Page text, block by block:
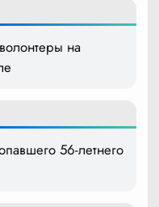
на
56-летнего